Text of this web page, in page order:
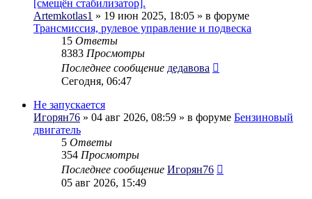
[смещён стабилизатор].
Artemkotlas1 » 19 июн 2025, 18:05 » в форуме
Трансмиссия, рулевое управление и подвеска
15 Ответы
8383 Просмотры
Последнее сообщение дедавова
Сегодня, 06:47
Не запускается
Игорян76 » 04 авг 2026, 08:59 » в форуме Бензиновый
двигатель
5 Ответы
354 Просмотры
Последнее сообщение Игорян76
05 авг 2026, 15:49